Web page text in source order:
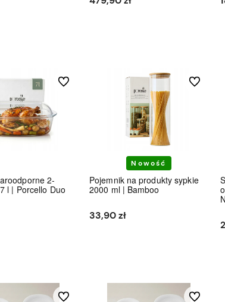
2-
l | Porcello Duo
Do ulubionych
Nowość
Pojemnik na produkty sypkie
2000 ml | Bamboo
33,90 zł
Do
Do ulubionych Do